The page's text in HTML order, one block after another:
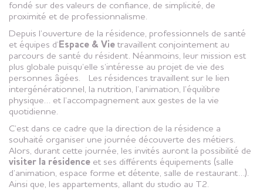
fondé sur des valeurs de confiance, de simplicité, de
proximité et de professionnalisme.
Depuis l’ouverture de la résidence, professionnels de santé
et équipes d’ Espace & Vie travaillent conjointement au
parcours de santé du résident. Néanmoins, leur mission est
plus globale puisqu’elle s’intéresse au projet de vie des
personnes âgées. Les résidences travaillent sur le lien
intergénérationnel, la nutrition, l’animation, l’équilibre
physique… et l’accompagnement aux gestes de la vie
quotidienne.
C’est dans ce cadre que la direction de la résidence a
souhaité organiser une journée découverte des métiers.
Alors, durant cette journée, les invités auront la possibilité de
visiter la résidence et ses différents équipements (salle
d’animation, espace forme et détente, salle de restaurant…).
Ainsi que, les appartements, allant du studio au T2.